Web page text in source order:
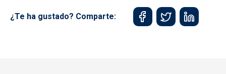
¿Te ha gustado? Comparte: